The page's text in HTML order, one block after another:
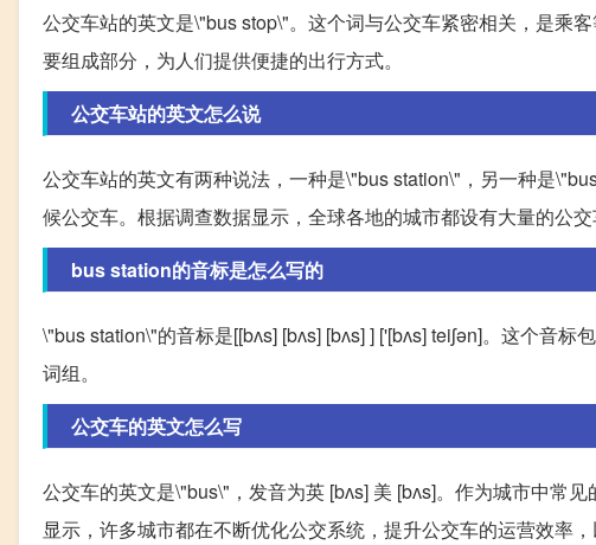
公交车站的英文是\"bus stop\"。这个词与公交车紧密相关，是乘
要组成部分，为人们提供便捷的出行方式。
公交车站的英文怎么说
公交车站的英文有两种说法，一种是\"bus station\"，另一种是
候公交车。根据调查数据显示，全球各地的城市都设有大量的公
bus station的音标是怎么写的
\"bus station\"的音标是[[bʌs] [bʌs] [bʌs] ] ['[bʌs] teiʃən]。这个音
词组。
公交车的英文怎么写
公交车的英文是\"bus\"，发音为英 [bʌs] 美 [bʌs]。作为城市中常
显示，许多城市都在不断优化公交系统，提升公交车的运营效率，